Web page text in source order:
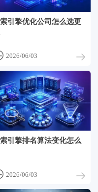
引擎优化公司怎么选更
2026/06/03
引擎排名算法变化怎么
2026/06/03